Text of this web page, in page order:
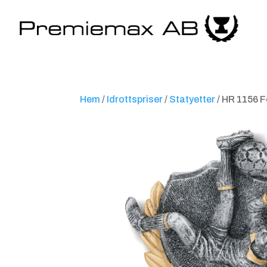
Hem / Idrottspriser/ Statyetter/ HR 1156